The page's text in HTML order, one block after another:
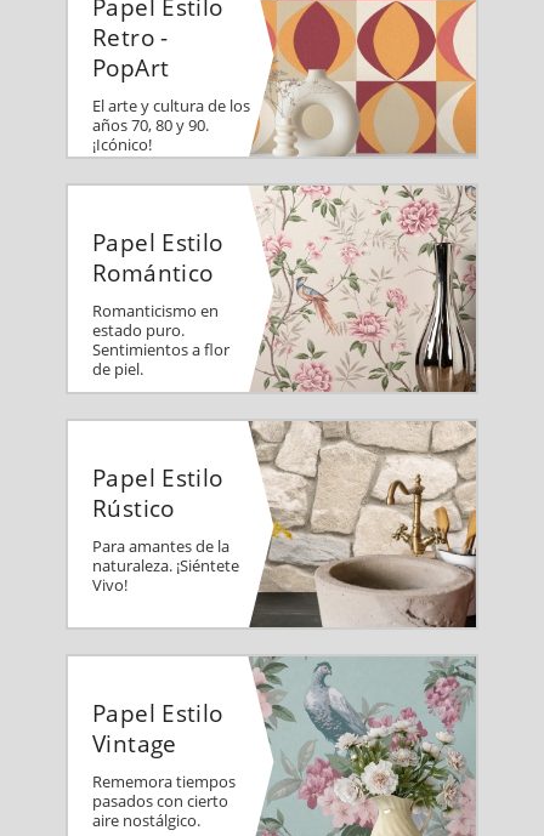
Papel Estilo
Retro -
PopArt
El arte y cultura de los
años 70, 80 y 90.
¡Icónico!
Papel Estilo
Romántico
Romanticismo en
estado puro.
Sentimientos a flor
de piel.
Papel Estilo
Rústico
Para amantes de la
naturaleza. ¡Siéntete
Vivo!
Papel Estilo
Vintage
Rememora tiempos
pasados con cierto
aire nostálgico.